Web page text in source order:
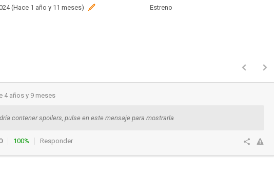
(Hace 1 año y 11 meses) Estreno
4 años y 9 meses
contener spoilers, pulse en este mensaje para mostrarla
100% Responder